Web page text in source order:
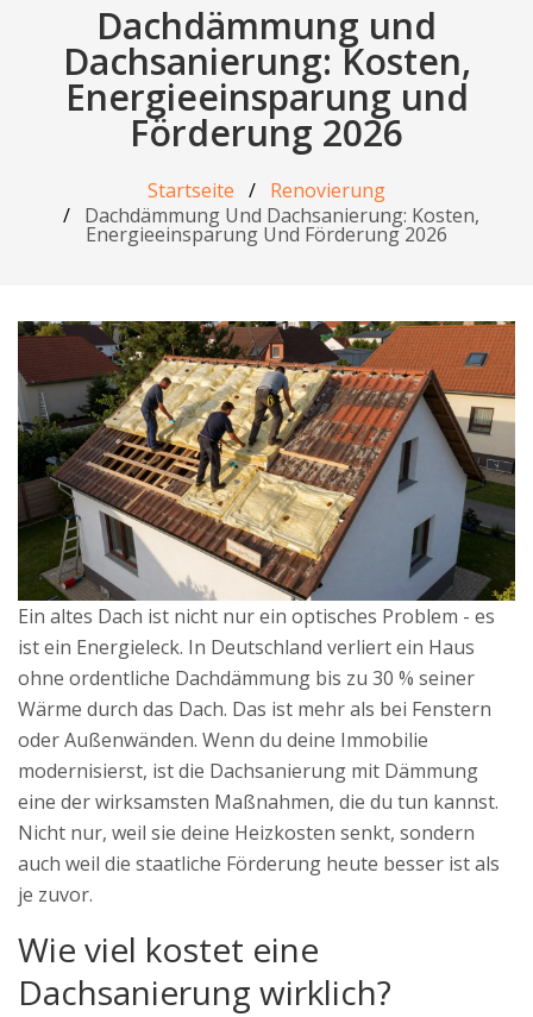
Dachdämmung und
Dachsanierung: Kosten,
Energieeinsparung und
Förderung 2026
Startseite
Renovierung
Dachdämmung Und Dachsanierung: Kosten,
Energieeinsparung Und Förderung 2026
Ein altes Dach ist nicht nur ein optisches Problem - es
ist ein Energieleck. In Deutschland verliert ein Haus
ohne ordentliche Dachdämmung bis zu 30 % seiner
Wärme durch das Dach. Das ist mehr als bei Fenstern
oder Außenwänden. Wenn du deine Immobilie
modernisierst, ist die Dachsanierung mit Dämmung
eine der wirksamsten Maßnahmen, die du tun kannst.
Nicht nur, weil sie deine Heizkosten senkt, sondern
auch weil die staatliche Förderung heute besser ist als
je zuvor.
Wie viel kostet eine
Dachsanierung wirklich?